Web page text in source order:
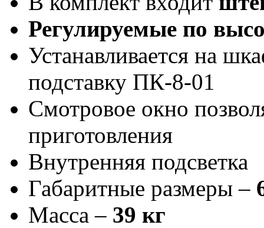
Регулируемые по
Устанавливается на
подставку ПК-8-01
Смотровое окно
приготовления
Внутренняя подсветка​
Габаритные размеры –
Масса – 39 кг